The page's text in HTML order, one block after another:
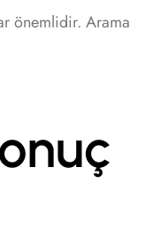
önemlidir. Arama